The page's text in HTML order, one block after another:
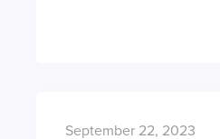
September 22, 2023